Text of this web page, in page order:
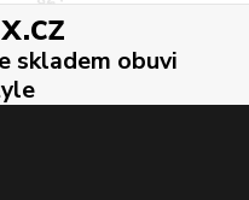
skladem obuvi